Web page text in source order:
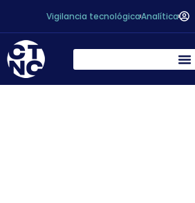
Vigilancia tecnológicaAnalítica